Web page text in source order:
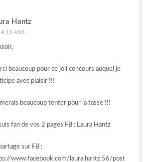
Hantz
A 13 ANS
beaucoup pour ce joli concours auquel je
avec plaisir !!!
beaucoup tenter pour la tasse !!!
fan de vos 2 pages FB : Laura Hantz
sur FB :
www.facebook.com/laura.hantz.56/post